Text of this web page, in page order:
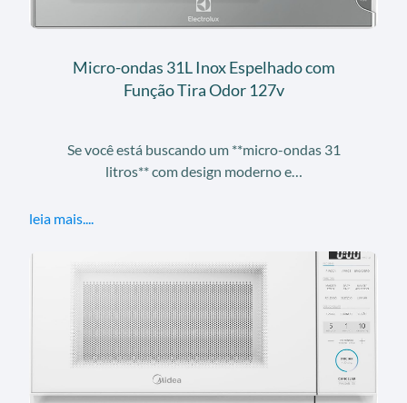
Micro-ondas 31L Inox Espelhado com
Função Tira Odor 127v
Se você está buscando um **micro-ondas 31
litros** com design moderno e…
leia mais....